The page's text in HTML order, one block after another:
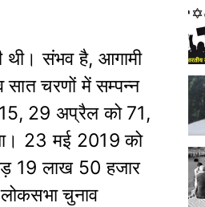
थी। संभव है, आगामी
चरणों में सम्पन्न
29 अप्रैल को 71,
23 मई 2019 को
19 लाख 50 हजार
चुनाव